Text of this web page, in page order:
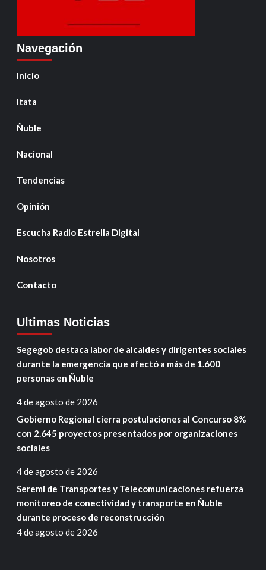
Navegación
Inicio
Itata
Ñuble
Nacional
Tendencias
Opinión
Escucha Radio Estrella Digital
Nosotros
Contacto
Ultimas Noticias
Segegob destaca labor de alcaldes y dirigentes sociales
durante la emergencia que afectó a más de 1.600
personas en Ñuble
4 de agosto de 2026
Gobierno Regional cierra postulaciones al Concurso 8%
con 2.645 proyectos presentados por organizaciones
sociales
4 de agosto de 2026
Seremi de Transportes y Telecomunicaciones refuerza
monitoreo de conectividad y transporte en Ñuble
durante proceso de reconstrucción
4 de agosto de 2026